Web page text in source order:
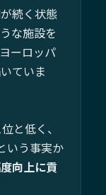
続く状態
な施設を
ーロッパ
ていま
と低く、
いう事実か
向上に貢